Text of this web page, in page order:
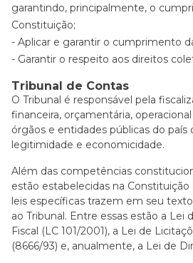
garantindo, principalmente, o
Constituição;
Aplicar e garantir o cumprimento
Garantir o respeito aos direitos
Tribunal de Contas
O Tribunal é responsável pela
financeira, orçamentária,
órgãos e entidades públicas do país
legitimidade e economicidade.
Além das competências
estão estabelecidas na Constituição
leis específicas trazem em seu
ao Tribunal. Entre essas estão a Lei
Fiscal (LC 101/2001), a Lei de
(8666/93) e, anualmente, a Lei de